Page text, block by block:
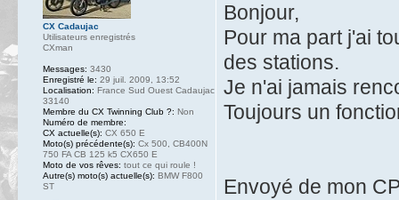
Bonjour,
Pour ma part j'ai
des stations.
Je n'ai jamais
Toujours un
Envoyé de mon
CX Cadaujac
Utilisateurs enregistrés
CXman
Messages: 3430
Enregistré le: 29 juil. 2009, 13:52
Localisation: France Sud Ouest Cadaujac
33140
Membre du CX Twinning Club ?: Non
Numéro de membre:
CX actuelle(s): CX 650 E
Moto(s) précédente(s): Cx 500, CB400N
750 FA CB 125 k5 CX650 E
Moto de vos rêves: tout ce qui roule !
Autre(s) moto(s) actuelle(s): BMW F800
ST